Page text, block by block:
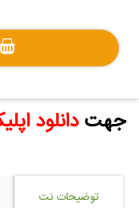
جهتدانلود
توضیحات نت